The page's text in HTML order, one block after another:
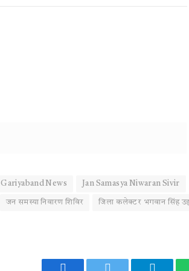
Gariyaband News Jan Samasya Niwaran Sivir
जन समस्या निवारण शिविर जिला कलेक्टर भगवान सिंह